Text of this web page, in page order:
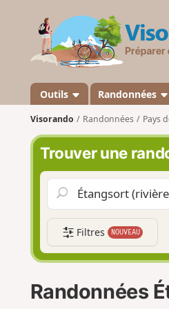
Outils Randonnées
Visorando Randonnées Pays
Trouver une
Filtres NOUVEAU
Randonnées